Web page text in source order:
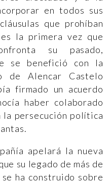
en todos sus
que prohíban
la primera vez que
su pasado,
se benefició con la
de Alencar Castelo
firmado un acuerdo
haber colaborado
persecución política
apelará la nueva
su legado de más de
ha construido sobre